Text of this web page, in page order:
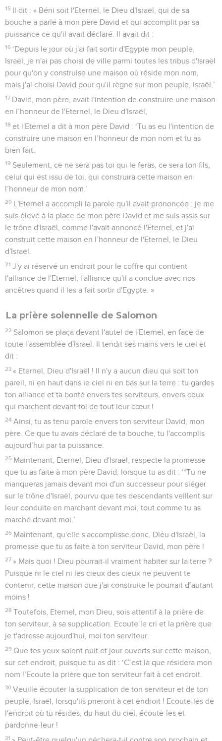
15 Il dit : « Béni soit l'Eternel, le Dieu d'Israël, qui de sa
bouche a parlé à mon père David et qui accomplit par sa
puissance ce qu'il avait déclaré. Il avait dit :
16 ‘Depuis le jour où j'ai fait sortir d'Egypte mon peuple,
Israël, je n'ai pas choisi de ville parmi toutes les tribus d'Israël
pour qu'on y construise une maison où réside mon nom,
mais j'ai choisi David pour qu'il règne sur mon peuple, Israël.’
17 David, mon père, avait l'intention de construire une maison
en l’honneur de l'Eternel, le Dieu d'Israël,
18 et l'Eternel a dit à mon père David : ‘Tu as eu l'intention de
construire une maison en l’honneur de mon nom et tu as
bien fait.
19 Seulement, ce ne sera pas toi qui le feras, ce sera ton fils,
celui qui est issu de toi, qui construira cette maison en
l’honneur de mon nom.’
20 L'Eternel a accompli la parole qu'il avait prononcée : je me
suis élevé à la place de mon père David et me suis assis sur
le trône d'Israël, comme l'avait annoncé l'Eternel, et j'ai
construit cette maison en l’honneur de l'Eternel, le Dieu
d'Israël.
21 J'y ai réservé un endroit pour le coffre qui contient
l'alliance de l'Eternel, l'alliance qu'il a conclue avec nos
ancêtres quand il les a fait sortir d'Egypte. »
La prière solennelle de Salomon
22 Salomon se plaça devant l'autel de l'Eternel, en face de
toute l'assemblée d'Israël. Il tendit ses mains vers le ciel et
dit :
23 « Eternel, Dieu d'Israël ! Il n'y a aucun dieu qui soit ton
pareil, ni en haut dans le ciel ni en bas sur la terre : tu gardes
ton alliance et ta bonté envers tes serviteurs, envers ceux
qui marchent devant toi de tout leur cœur !
24 Ainsi, tu as tenu parole envers ton serviteur David, mon
père. Ce que tu avais déclaré de ta bouche, tu l'accomplis
aujourd’hui par ta puissance.
25 Maintenant, Eternel, Dieu d'Israël, respecte la promesse
que tu as faite à mon père David, lorsque tu as dit : ‘*Tu ne
manqueras jamais devant moi d'un successeur pour siéger
sur le trône d'Israël, pourvu que tes descendants veillent sur
leur conduite en marchant devant moi, tout comme tu as
marché devant moi.’
26 Maintenant, qu'elle s'accomplisse donc, Dieu d'Israël, la
promesse que tu as faite à ton serviteur David, mon père !
27 » Mais quoi ! Dieu pourrait-il vraiment habiter sur la terre ?
Puisque ni le ciel ni les cieux des cieux ne peuvent te
contenir, cette maison que j'ai construite le pourrait d’autant
moins !
28 Toutefois, Eternel, mon Dieu, sois attentif à la prière de
ton serviteur, à sa supplication. Ecoute le cri et la prière que
je t'adresse aujourd'hui, moi ton serviteur.
29 Que tes yeux soient nuit et jour ouverts sur cette maison,
sur cet endroit, puisque tu as dit : ‘C’est là que résidera mon
nom !’Ecoute la prière que ton serviteur fait à cet endroit.
30 Veuille écouter la supplication de ton serviteur et de ton
peuple, Israël, lorsqu'ils prieront à cet endroit ! Ecoute-les de
l'endroit où tu résides, du haut du ciel, écoute-les et
pardonne-leur !
31